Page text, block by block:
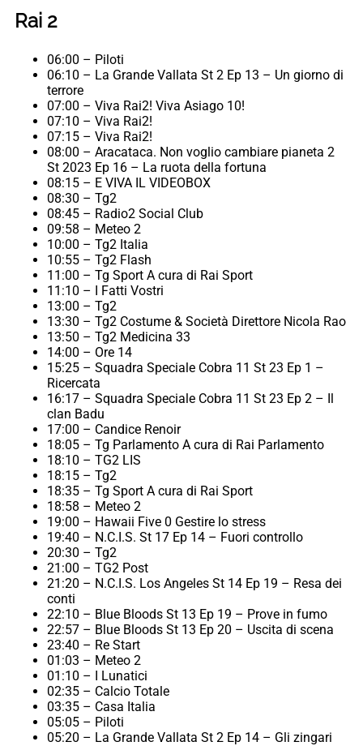
Rai 2
06:00 – Piloti
06:10 – La Grande Vallata St 2 Ep 13 – Un giorno di
terrore
07:00 – Viva Rai2! Viva Asiago 10!
07:10 – Viva Rai2!
07:15 – Viva Rai2!
08:00 – Aracataca. Non voglio cambiare pianeta 2
St 2023 Ep 16 – La ruota della fortuna
08:15 – E VIVA IL VIDEOBOX
08:30 – Tg2
08:45 – Radio2 Social Club
09:58 – Meteo 2
10:00 – Tg2 Italia
10:55 – Tg2 Flash
11:00 – Tg Sport A cura di Rai Sport
11:10 – I Fatti Vostri
13:00 – Tg2
13:30 – Tg2 Costume & Società Direttore Nicola Rao
13:50 – Tg2 Medicina 33
14:00 – Ore 14
15:25 – Squadra Speciale Cobra 11 St 23 Ep 1 –
Ricercata
16:17 – Squadra Speciale Cobra 11 St 23 Ep 2 – Il
clan Badu
17:00 – Candice Renoir
18:05 – Tg Parlamento A cura di Rai Parlamento
18:10 – TG2 LIS
18:15 – Tg2
18:35 – Tg Sport A cura di Rai Sport
18:58 – Meteo 2
19:00 – Hawaii Five 0 Gestire lo stress
19:40 – N.C.I.S. St 17 Ep 14 – Fuori controllo
20:30 – Tg2
21:00 – TG2 Post
21:20 – N.C.I.S. Los Angeles St 14 Ep 19 – Resa dei
conti
22:10 – Blue Bloods St 13 Ep 19 – Prove in fumo
22:57 – Blue Bloods St 13 Ep 20 – Uscita di scena
23:40 – Re Start
01:03 – Meteo 2
01:10 – I Lunatici
02:35 – Calcio Totale
03:35 – Casa Italia
05:05 – Piloti
05:20 – La Grande Vallata St 2 Ep 14 – Gli zingari